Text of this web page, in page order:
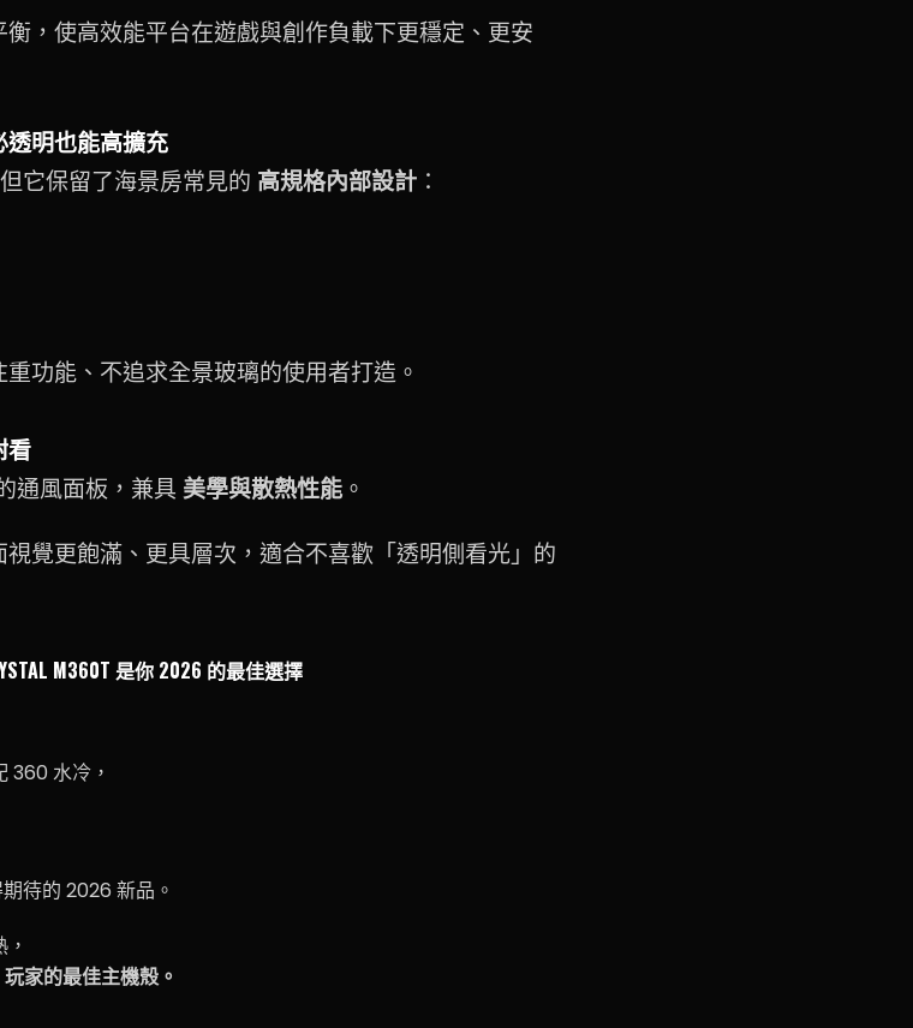
，使高效能平台在遊戲與創作負載下更穩定、更安
明也能高擴充
它保留了海景房常見的 高規格內部設計 ：
功能、不追求全景玻璃的使用者打造。
看
通風面板，兼具 美學與散熱性能 。
覺更飽滿、更具層次，適合不喜歡「透明側看光」的
M360T 是你 2026 的最佳選擇
360 水冷，
待的 2026 新品。
家的最佳主機殼。